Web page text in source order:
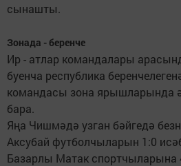
сынашты.
Зонада - беренче
Ир - атлар командалары
буенча республика
командасы зона ярышларында
бара.
Яңа Чишмәдә узган бәйгедә
Аксубай футболчыларын 1:0
Базарлы Матак спортчыларына